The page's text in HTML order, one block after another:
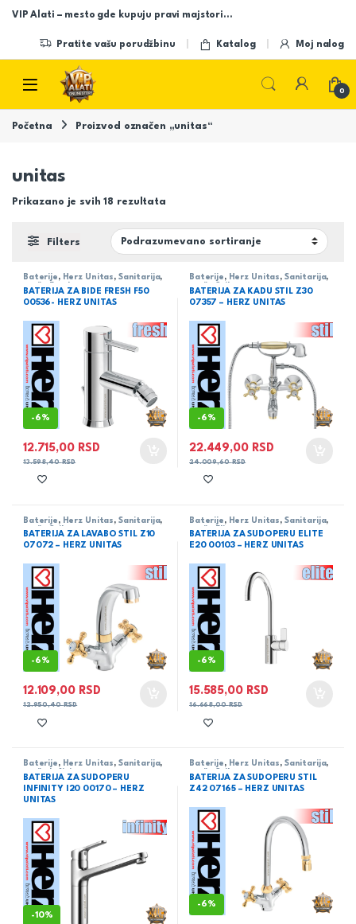
Skip to navigation
Skip to content
VIP Alati – mesto gde kupuju pravi majstori…
Pratite vašu porudžbinu Katalog Moj nalog
Open
0
Početna Proizvod označen „unitas“
unitas
Prikazano je svih 18 rezultata
Filters
Baterije , Herz Unitas , Sanitarija,
serija Fresh
BATERIJA ZA BIDE FRESH F50
00536- HERZ UNITAS
-6%
12.715,00 RSD
13.598,40RSD
Baterije , Herz Unitas , Sanitarija,
serija Stil
BATERIJA ZA KADU STIL Z30
07357 – HERZ UNITAS
-6%
22.449,00 RSD
24.009,60RSD
Baterije , Herz Unitas , Sanitarija,
serija Stil
BATERIJA ZA LAVABO STIL Z10
07072 – HERZ UNITAS
-6%
12.109,00 RSD
12.950,40RSD
Baterije , Herz Unitas , Sanitarija,
serija Elite
BATERIJA ZA SUDOPERU ELITE
E20 00103 – HERZ UNITAS
-6%
15.585,00 RSD
16.668,00RSD
Baterije , Herz Unitas , Sanitarija,
serija Infinity
BATERIJA ZA SUDOPERU
INFINITY I20 00170 – HERZ
UNITAS
-10%
Baterije , Herz Unitas , Sanitarija,
serija Stil
BATERIJA ZA SUDOPERU STIL
Z42 07165 – HERZ UNITAS
-6%